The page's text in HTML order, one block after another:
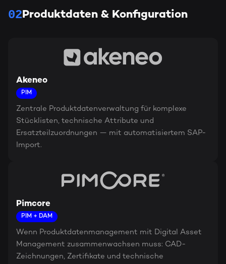
02Produktdaten & Konfiguration
Akeneo
PIM
Zentrale Produktdatenverwaltung für komplexe
Stücklisten, technische Attribute und
Ersatzteilzuordnungen — mit automatisiertem SAP-
Import.
Pimcore
PIM + DAM
Wenn Produktdatenmanagement mit Digital Asset
Management zusammenwachsen muss: CAD-
Zeichnungen, Zertifikate und technische